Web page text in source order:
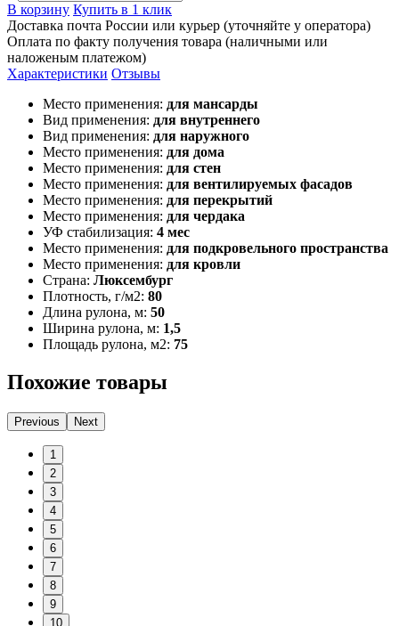
В корзину Купить в 1 клик
Доставка почта России или курьер (уточняйте у оператора)
Оплата по факту получения товара (наличными или
наложеным платежом)
Характеристики Отзывы
Место применения: для мансарды
Вид применения: для внутреннего
Вид применения: для наружного
Место применения: для дома
Место применения: для стен
Место применения: для вентилируемых фасадов
Место применения: для перекрытий
Место применения: для чердака
УФ стабилизация: 4 мес
Место применения: для подкровельного пространства
Место применения: для кровли
Страна: Люксембург
Плотность, г/м2: 80
Длина рулона, м: 50
Ширина рулона, м: 1,5
Площадь рулона, м2: 75
Похожие товары
Previous Next
1
2
3
4
5
6
7
8
9
10